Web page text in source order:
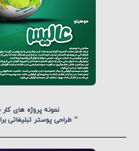
نمونه پروژه های
” طراحی پوستر تبلیغاتی